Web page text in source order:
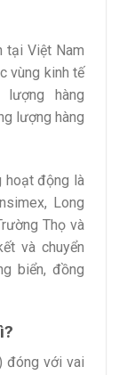
tại Việt Nam
vùng kinh tế
hàng
lượng hàng
hoạt động là
Long
Thọ và
và chuyển
biển, đồng
đóng với vai